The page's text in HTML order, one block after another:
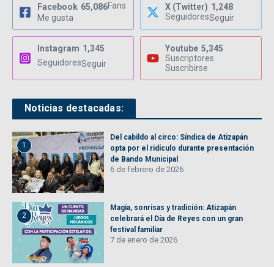
Facebook 65,086Fans
Me gusta
X (Twitter) 1,248
SeguidoresSeguir
Instagram 1,345
SeguidoresSeguir
Youtube 5,345
Suscriptores
Suscribirse
Noticias destacadas:
1
Del cabildo al circo: Síndica de Atizapán
opta por el ridículo durante presentación
de Bando Municipal
6 de febrero de 2026
2
Magia, sonrisas y tradición: Atizapán
celebrará el Día de Reyes con un gran
festival familiar
7 de enero de 2026